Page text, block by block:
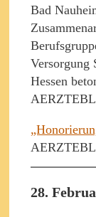
Bad
Versorgung
Hessen
28.